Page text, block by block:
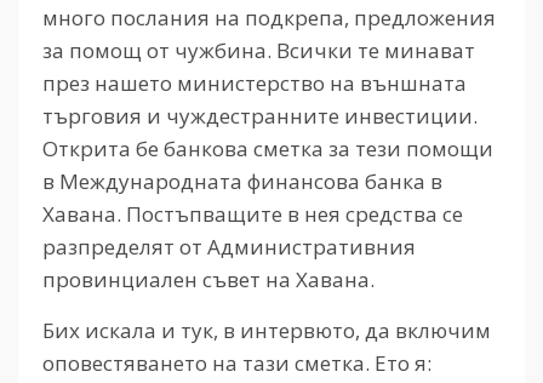
много послания на подкрепа, предложения
за помощ от чужбина. Всички те минават
през нашето министерство на външната
търговия и чуждестранните инвестиции.
Открита бе банкова сметка за тези помощи
в Международната финансова банка в
Хавана. Постъпващите в нея средства се
разпределят от Административния
провинциален съвет на Хавана.
Бих искала и тук, в интервюто, да включим
оповестяването на тази сметка. Ето я: